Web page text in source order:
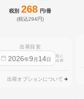
税別 268 円/冊
(税込294円)
出荷目安
2026年9 月 14日
迄に
出荷
出荷オプションについて